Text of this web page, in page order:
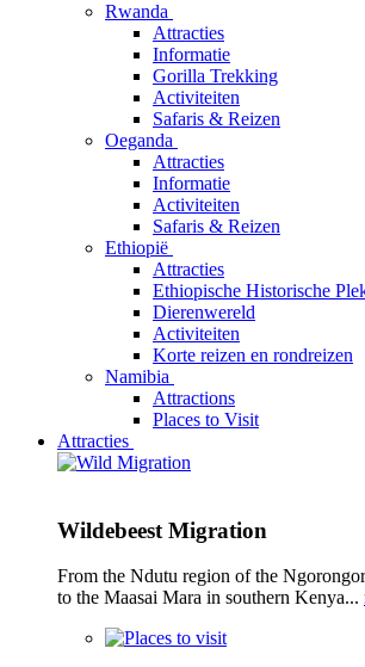
Rwanda
Attracties
Informatie
Gorilla Trekking
Activiteiten
Safaris & Reizen
Oeganda
Attracties
Informatie
Activiteiten
Safaris & Reizen
Ethiopië
Attracties
Ethiopische Historische
Dierenwereld
Activiteiten
Korte reizen en rondreizen
Namibia
Attractions
Places to Visit
Attracties
Wildebeest Migration
From the Ndutu region of the
to the Maasai Mara in southern Kenya...